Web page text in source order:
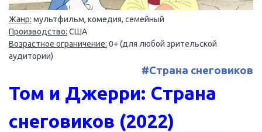
Жанр: мультфильм, комедия, семейный
Производство: США
Возрастное ограничение: 0+ (для любой зрительской
аудитории)
#Страна снеговиков
Том и Джерри: Страна
снеговиков (2022)